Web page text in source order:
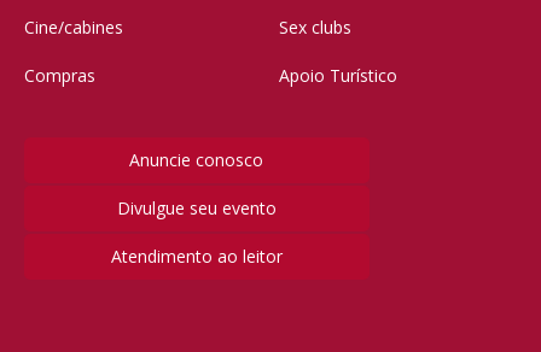
Cine/cabines
Compras
Sex clubs
Apoio Turístico
Anuncie conosco
Divulgue seu evento
Atendimento ao leitor